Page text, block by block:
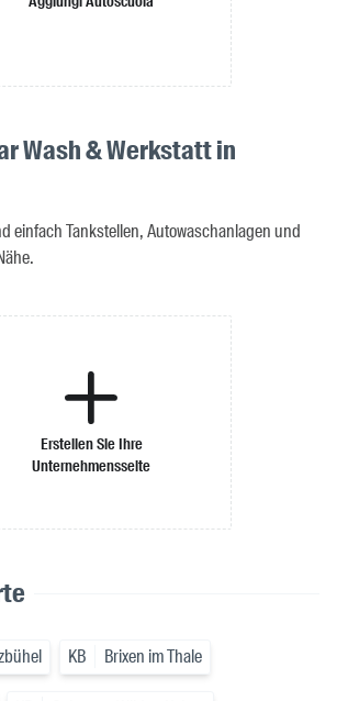
Wash & Werkstatt in
einfach Tankstellen, Autowaschanlagen und
Erstellen Sie Ihre
Unternehmensseite
KB Brixen im Thale